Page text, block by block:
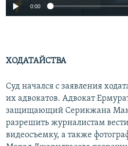
0:00
ХОДАТАЙСТВА
Суд начался с заявления
их адвокатов. Адвокат
защищающий Серикжана
разрешить журналистам
видеосъемку, а также